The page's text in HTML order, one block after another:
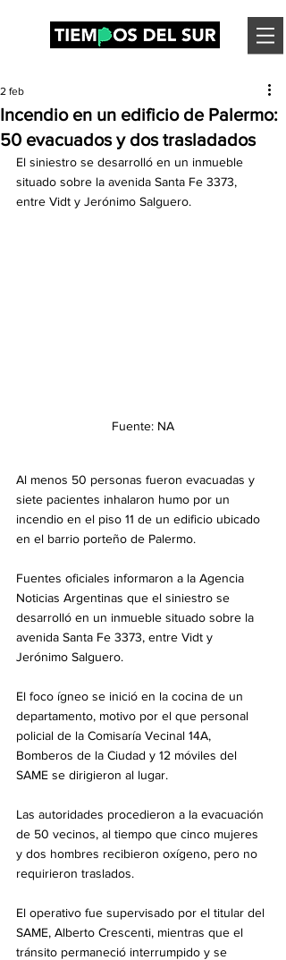
Incendio en un edificio de Palermo:
50 evacuados y dos trasladados
2 feb
El siniestro se desarrolló en un inmueble
situado sobre la avenida Santa Fe 3373,
entre Vidt y Jerónimo Salguero.
Fuente: NA
Al menos 50 personas fueron evacuadas y
siete pacientes inhalaron humo por un
incendio en el piso 11 de un edificio ubicado
en el barrio porteño de Palermo.
Fuentes oficiales informaron a la Agencia
Noticias Argentinas que el siniestro se
desarrolló en un inmueble situado sobre la
avenida Santa Fe 3373, entre Vidt y
Jerónimo Salguero.
El foco ígneo se inició en la cocina de un
departamento, motivo por el que personal
policial de la Comisaría Vecinal 14A,
Bomberos de la Ciudad y 12 móviles del
SAME se dirigieron al lugar.
Las autoridades procedieron a la evacuación
de 50 vecinos, al tiempo que cinco mujeres
y dos hombres recibieron oxígeno, pero no
requirieron traslados.
El operativo fue supervisado por el titular del
SAME, Alberto Crescenti, mientras que el
tránsito permaneció interrumpido y se